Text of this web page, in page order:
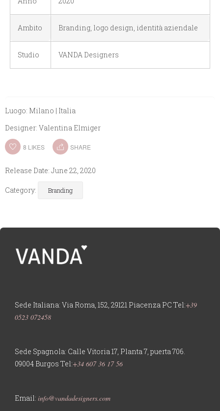
Ambito Branding, logo design, identità aziendale
Studio VANDA Designers
Luogo: Milano | Italia
Designer: Valentina Elmiger
8 LIKES SHARE
Release Date: June 22, 2020
Category: Branding
Sede Italiana: Via Roma, 152, 29121 Piacenza PC Tel:+39
0523 072458
Sede Spagnola: Calle Vitoria 17, Planta 7, puerta 706.
09004 Burgos Tel:+34 607 36 17 56
Email: info@vandadesigners.com